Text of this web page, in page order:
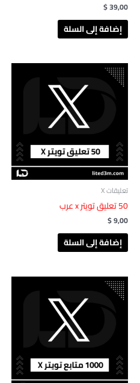
$39,00
إضافة إلى السلة
تعليقات X
‎ 50تعليق تويتر x عرب‎‏‏‎
$9,00
إضافة إلى السلة